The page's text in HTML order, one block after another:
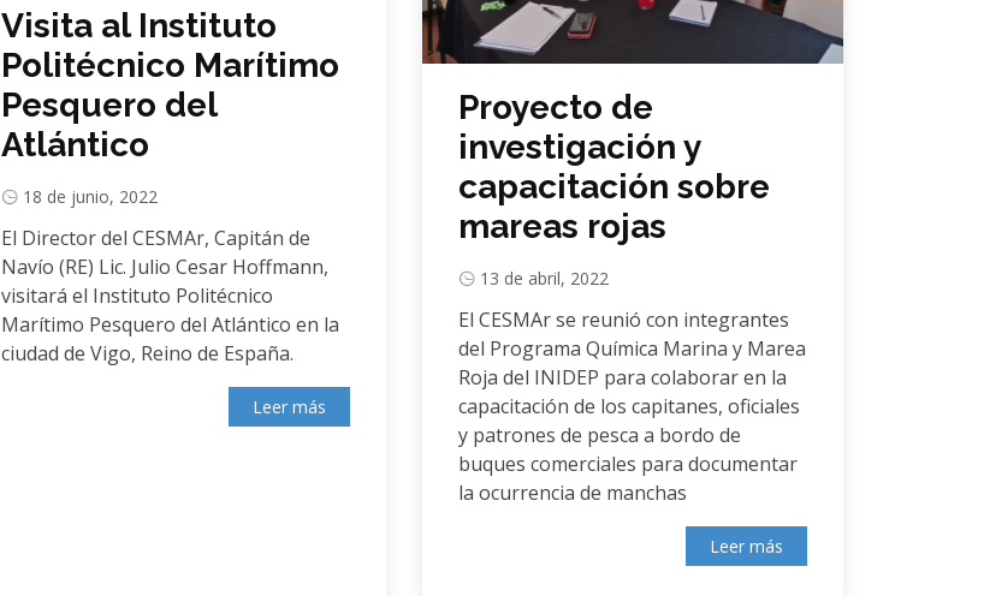
Visita al Instituto
Politécnico Marítimo
Pesquero del
Atlántico
18 de junio, 2022
El Director del CESMAr, Capitán de
Navío (RE) Lic. Julio Cesar Hoffmann,
visitará el Instituto Politécnico
Marítimo Pesquero del Atlántico en la
ciudad de Vigo, Reino de España.
Leer más
Proyecto de
investigación y
capacitación sobre
mareas rojas
13 de abril, 2022
El CESMAr se reunió con integrantes
del Programa Química Marina y Marea
Roja del INIDEP para colaborar en la
capacitación de los capitanes, oficiales
y patrones de pesca a bordo de
buques comerciales para documentar
la ocurrencia de manchas
Leer más